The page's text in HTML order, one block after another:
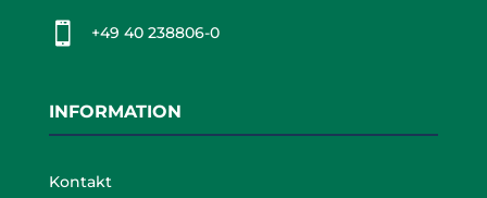
 +49 40 238806-0
INFORMATION
Kontakt